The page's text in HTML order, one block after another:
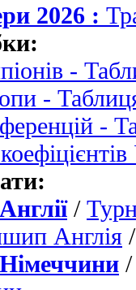
2026 :
-
-
-
/
Англія /
/